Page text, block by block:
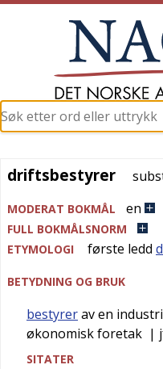
driftsbestyrer
MODERAT BOKMÅL en
FULL BOKMÅLSNORM
ETYMOLOGI
første ledd
BETYDNING OG BRUK
bestyrerav en
økonomisk foretak |
SITATER